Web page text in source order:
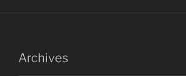
Archives